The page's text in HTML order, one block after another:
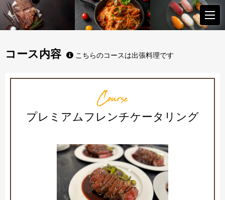
コース内容 こちらのコースは出張料理です
Course
プレミアムフレンチケータリング